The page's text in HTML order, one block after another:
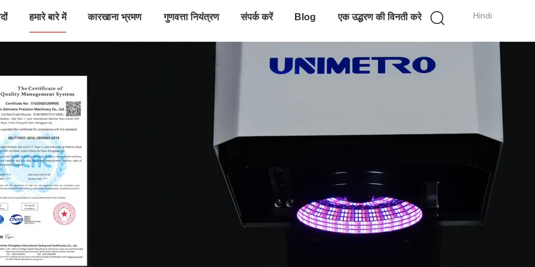
Hindi
हमारे बारे में कारखाना भ्रमण गुणवत्ता नियंत्रण संपर्क करें Blog एक उद्धरण की विनती करे